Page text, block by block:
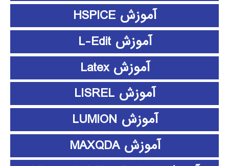
آموزش HSPICE
آموزش L-Edit
آموزش Latex
آموزش LISREL
آموزش LUMION
آموزش MAXQDA